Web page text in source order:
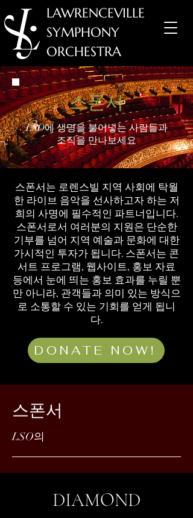
LAWRENCEVILLE
SYMPHONY
ORCHESTRA
스폰서
LSO에 생명을 불어넣는 사람들과
조직을만나보세요
스폰서는 로렌스빌 지역 사회에 탁월
한 라이브 음악을 선사하고자 하는 저
희의 사명에 필수적인 파트너입니다.
스폰서로서 여러분의 지원은 단순한
기부를 넘어 지역 예술과 문화에 대한
가시적인 투자가 됩니다. 스폰서는 콘
서트 프로그램, 웹사이트, 홍보 자료
등에서 눈에 띄는 홍보 효과를 누릴 뿐
만 아니라, 관객들과 의미 있는 방식으
로 소통할 수 있는 기회를 얻게 됩니
다.
DONATE NOW!
스폰서
LSO의
DIAMOND